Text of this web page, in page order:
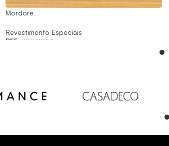
Mordore
Revestimento Especiais
REF: 70941954
Read